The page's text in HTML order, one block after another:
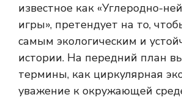
известное как «Углеродно-
игры», претендует на то,
самым экологическим и
истории. На передний план
термины, как циркулярная
уважение к окружающей